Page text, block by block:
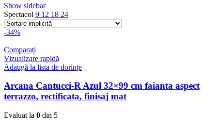
Show sidebar
Spectacol 9 12 18 24
-34%
Comparați
Vizualizare rapidă
Adaugă la lista de dorințe
Arcana Cantucci-R Azul 32×99 cm faianta aspect
terrazzo, rectificata, finisaj mat
Evaluat la 0 din 5